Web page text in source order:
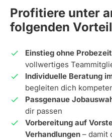
Profitiere unter
folgenden
Einstieg ohne Probezeit
vollwertiges
Individuelle Beratung
begleiten dich
Passgenaue
dir passen
Vorbereitung auf
Verhandlungen – damit